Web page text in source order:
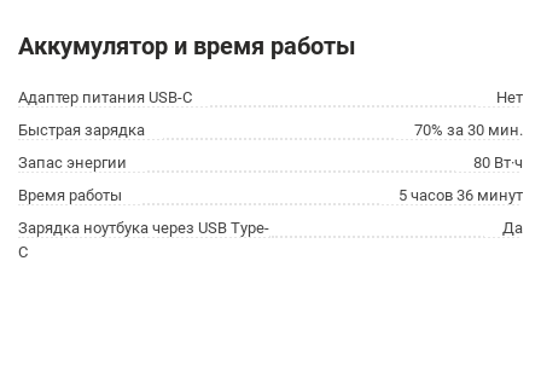
Аккумулятор и время работы
Адаптер питания USB-C
Нет
Быстрая зарядка
70% за 30 мин.
Запас энергии
80 Вт·ч
Время работы
5 часов 36 минут
Зарядка ноутбука через USB Type-
C
Да